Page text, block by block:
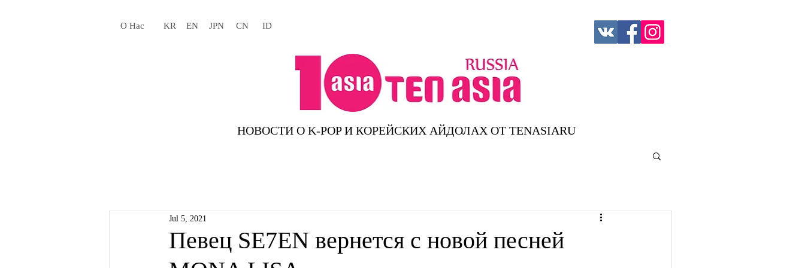
О Нас KR EN JPN CN ID
НОВОСТИ О K-POP И КОРЕЙСКИХ АЙДОЛАХ ОТ TENASIARU
Певец SE7EN вернется с новой песней
Jul 5, 2021